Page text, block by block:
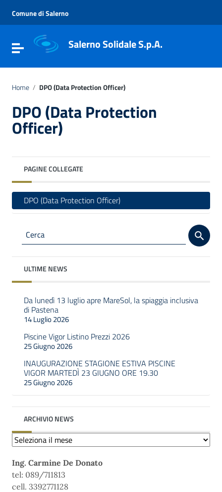
Vai al menu di navigazione
Vai al footer
Comune di Salerno
Attiva / disattiva la navigazione
Salerno Solidale S.p.A.
Home / DPO (Data Protection Officer)
DPO (Data Protection
Officer)
PAGINE COLLEGATE
DPO (Data Protection Officer)
ULTIME NEWS
Da lunedì 13 luglio apre MareSol, la spiaggia inclusiva
di Pastena
14 Luglio 2026
Piscine Vigor Listino Prezzi 2026
25 Giugno 2026
INAUGURAZIONE STAGIONE ESTIVA PISCINE
VIGOR MARTEDÌ 23 GIUGNO ORE 19.30
25 Giugno 2026
ARCHIVIO NEWS
Archivio
Ing. Carmine De Donato
tel: 089/711813
cell. 3392771128